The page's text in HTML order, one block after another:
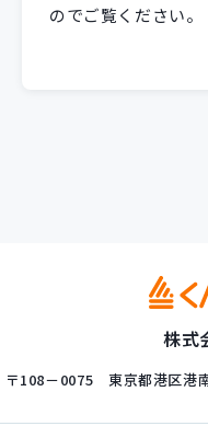
のでご覧ください。
株式
〒108－0075 東京都港区港